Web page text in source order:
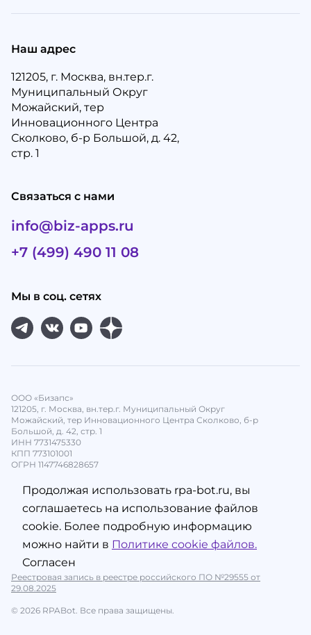
ООО «Бизапс»
121205, г. Москва, вн.тер.г. Муниципальный Округ
Можайский, тер Инновационного Центра Сколково, б-р
Большой, д. 42, стр. 1
ИНН 7731475330
КПП 773101001
ОГРН 1147746828657
Наш адрес
121205, г. Москва, вн.тер.г.
Муниципальный Округ
Можайский, тер
Инновационного Центра
Сколково, б-р Большой, д. 42,
стр. 1
Связаться с нами
info@biz-apps.ru
+7 (499) 490 11 08
Мы в соц. сетях
© 2026 RPABot. Все права защищены.
Реестровая запись в реестре российского ПО №29555 от
29.08.2025
Продолжая использовать rpa-bot.ru, вы
соглашаетесь на использование файлов
cookie. Более подробную информацию
можно найти в Политике cookie файлов.
Согласен